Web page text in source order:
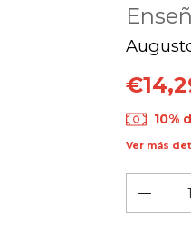
10%
Ver más